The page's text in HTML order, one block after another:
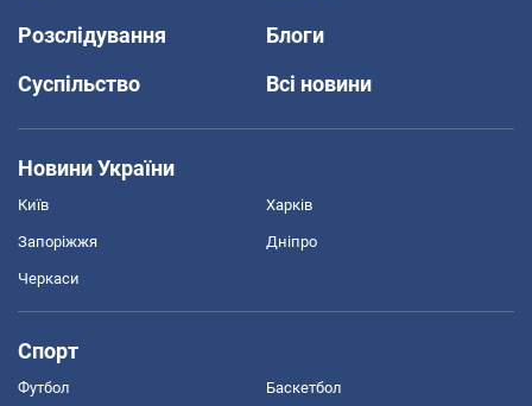
Розслідування
Блоги
Суспільство
Всі новини
Новини України
Київ Харків
Запоріжжя Дніпро
Черкаси
Спорт
Футбол Баскетбол